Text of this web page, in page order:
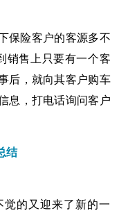
保险客户的客源多不
销售上只要有一个客
后，就向其客户购车
息，打电话询问客户
结
的又迎来了新的一